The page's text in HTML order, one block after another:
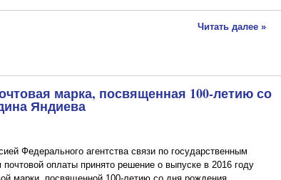
Читать далее »
марка, посвященная 100-летию со
Яндиева
Федерального агентства связи по государственным
почтовой оплаты принято решение о выпуске в 2016 году